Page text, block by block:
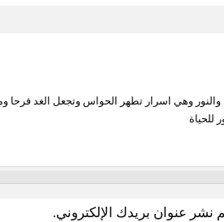
وهي اسرار تطهر الحواس وتجعل الغد فرحا
للحياة
نشر عنوان بريدك الإلكتروني.